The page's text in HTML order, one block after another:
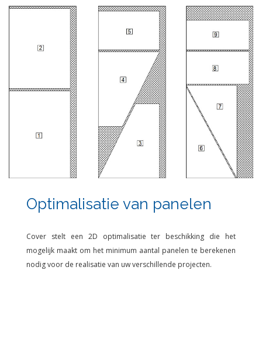
Optimalisatie van panelen
Cover stelt een 2D optimalisatie ter beschikking die het
mogelijk maakt om het minimum aantal panelen te berekenen
nodig voor de realisatie van uw verschillende projecten.